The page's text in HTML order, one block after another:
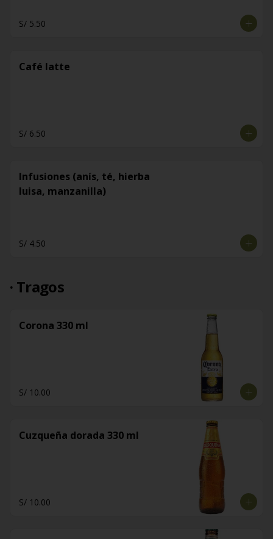
S/ 5.50
Café latte
S/ 6.50
Infusiones (anís, té, hierba
luisa, manzanilla)
S/ 4.50
· Tragos
Corona 330 ml
S/ 10.00
Cuzqueña dorada 330 ml
S/ 10.00